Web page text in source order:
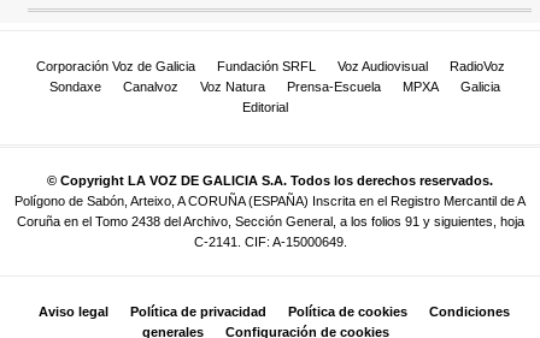
Corporación Voz de Galicia Fundación SRFL Voz Audiovisual
RadioVoz
Sondaxe
Canalvoz Voz Natura Prensa-Escuela MPXA
Galicia
Editorial
© Copyright LA VOZ DE GALICIA S.A. Todos los derechos reservados.
Polígono de Sabón, Arteixo, A CORUÑA (ESPAÑA) Inscrita en el Registro Mercantil de A
Coruña en el Tomo 2438 del Archivo, Sección General, a los folios 91 y siguientes, hoja
C-2141. CIF: A-15000649.
Aviso legal Política de privacidad Política de cookies
Condiciones
generales
Configuración de cookies